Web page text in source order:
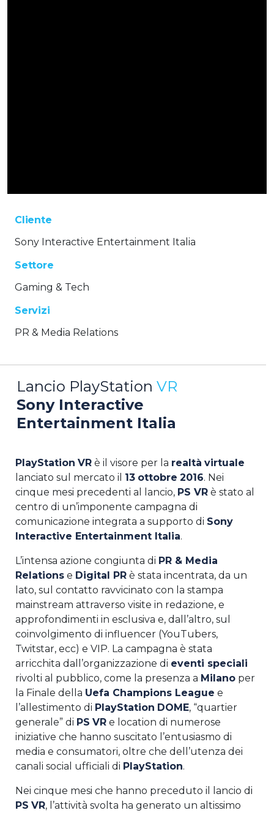
Cliente
Sony Interactive Entertainment Italia
Settore
Gaming & Tech
Servizi
PR & Media Relations
Lancio PlayStation VR
Sony Interactive
Entertainment Italia
PlayStation VR è il visore per la realtà virtuale
lanciato sul mercato il 13 ottobre 2016. Nei
cinque mesi precedenti al lancio, PS VR è stato al
centro di un’imponente campagna di
comunicazione integrata a supporto di Sony
Interactive Entertainment Italia.
L’intensa azione congiunta di PR & Media
Relations e Digital PR è stata incentrata, da un
lato, sul contatto ravvicinato con la stampa
mainstream attraverso visite in redazione, e
approfondimenti in esclusiva e, dall’altro, sul
coinvolgimento di influencer (YouTubers,
Twitstar, ecc) e VIP. La campagna è stata
arricchita dall’organizzazione di eventi speciali
rivolti al pubblico, come la presenza a Milano per
la Finale della Uefa Champions League e
l’allestimento di PlayStation DOME, “quartier
generale” di PS VR e location di numerose
iniziative che hanno suscitato l’entusiasmo di
media e consumatori, oltre che dell’utenza dei
canali social ufficiali di PlayStation.
Nei cinque mesi che hanno preceduto il lancio di
PS VR, l’attività svolta ha generato un altissimo